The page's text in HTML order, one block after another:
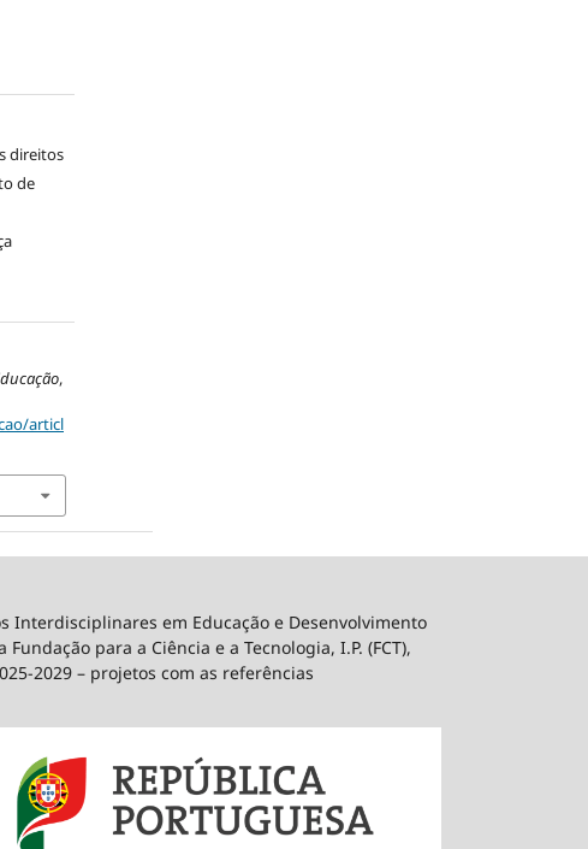
direitos
de
,
articl
Interdisciplinares em Educação e Desenvolvimento
para a Ciência e a Tecnologia, I.P. (FCT),
2029 – projetos com as referências